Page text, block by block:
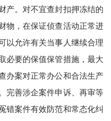
产。对不宜查封扣押冻结的
物，在保证侦查活动正常进
以允许有关当事人继续合理
必要的保值保管措施，最大
办案对正常办公和合法生产
完善涉企案件申诉、再审等
错案件有效防范和常态化纠